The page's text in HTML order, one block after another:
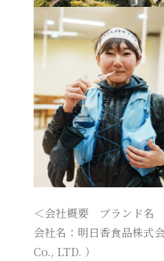
＜会社概要 ブランド名
会社名：明日香食品株式
Co., LTD. ）